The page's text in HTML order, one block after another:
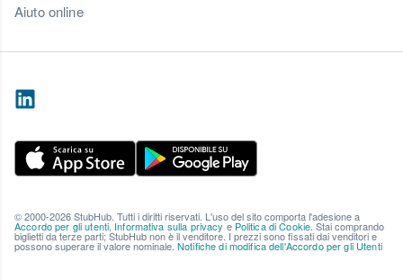
Aiuto online
© 2000-2026 StubHub. Tutti i diritti riservati. L'uso del sito comporta l'adesione a
Accordo per gli utenti Informativa sulla privacy e Politica di Cookie . Stai comprando
biglietti da terze parti; StubHub non è il venditore. I prezzi sono fissati dai venditori e
possono superare il valore nominale. Notifiche di modifica dell'Accordo per gli Utenti